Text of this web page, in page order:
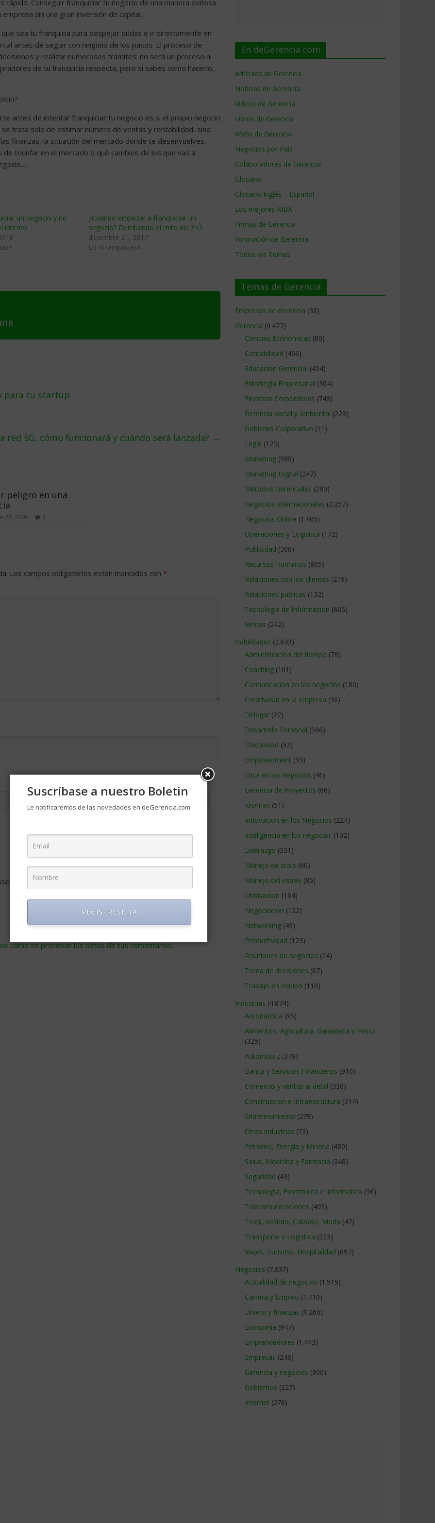
rápido. Conseguir franquiciar tu negocio de una manera exitosa
sin una gran inversión de capital.
sea tu franquicia para despejar dudas e ir directamente en
antes de seguir con ninguno de los pasos. El proceso de
y realizar numerosos trámites; no será un proceso ni
de tu franquicia respecta, pero si sabes cómo hacerlo,
antes de intentar franquiciar tu negocio es si el propio negocio
trata solo de estimar número de ventas y rentabilidad, sino
finanzas, la situación del mercado donde te desenvuelves,
triunfar en el mercado o qué cambios de los que vas a
un negocio y no
intento
¿Cuándo empezar a franquiciar un
negocio? Derribando el mito del 3×2
diciembre 21, 2017
En «Franquicias»
para tu startup
red 5G, cómo funcionará y cuándo será lanzada? →
peligro en una
28, 2006 1
Los campos obligatorios están marcados con *
navegador para la próxima vez que comente.
cómo se procesan los datos de tus comentarios.
En deGerencia.com
Artículos de Gerencia
Noticias de Gerencia
Videos de Gerencia
Libros de Gerencia
Webs de Gerencia
Negocios por País
Colaboradores de Gerencia
Glosario
Glosario Inglés – Español
Los mejores MBA
Firmas de Gerencia
Formación de Gerencia
Todos los Temas
Temas de Gerencia
Empresas de Gerencia (38)
Gerencia (9.477)
Ciencias Económicas (80)
Contabilidad (466)
Educacion Gerencial (454)
Estrategia Empresarial (304)
Finanzas Corporativas (748)
Gerencia social y ambiental (223)
Gobierno Corporativo (11)
Legal (125)
Marketing (988)
Marketing Digital (247)
Métodos Gerenciales (280)
Negocios Internacionales (2.257)
Negocios Online (1.405)
Operaciones y Logística (172)
Publicidad (306)
Recursos Humanos (865)
Relaciones con los clientes (219)
Relaciones publicas (132)
Tecnologia de Informacion (665)
Ventas (242)
Habilidades (2.843)
Administracion del tiempo (70)
Coaching (101)
Comunicacion en los negocios (180)
Creatividad en la empresa (96)
Delegar (22)
Desarrollo Personal (566)
Efectividad (52)
Empowerment (15)
Etica en los negocios (46)
Gerencia de Proyectos (66)
Idiomas (51)
Innovacion en los Negocios (224)
Inteligencia en los negocios (102)
Liderazgo (331)
Manejo de crisis (60)
Manejo del estrés (85)
Motivacion (164)
Negociacion (122)
Networking (49)
Productividad (123)
Reuniones de negocios (24)
Toma de decisiones (87)
Trabajo en equipo (118)
Industrias (4.874)
Aeronautica (95)
Alimentos, Agricultura, Ganaderia y Pesca
(325)
Automotriz (379)
Banca y Servicios Financieros (910)
Comercio y ventas al detal (336)
Construccion e Infraestructura (314)
Entretenimiento (279)
Otras industrias (73)
Petroleo, Energia y Mineria (480)
Salud, Medicina y Farmacia (348)
Seguridad (43)
Tecnologia, Electronica e Informatica (96)
Telecomunicaciones (405)
Textil, Vestido, Calzado, Moda (47)
Transporte y Logistica (223)
Viajes, Turismo, Hospitalidad (697)
Negocios (7.837)
Actualidad de negocios (1.519)
Carrera y Empleo (1.710)
Dinero y finanzas (1.260)
Economía (947)
Emprendedores (1.443)
Empresas (246)
Gerencia y negocios (900)
Gobiernos (227)
Internet (276)
Suscríbase a nuestro Boletin
Le notificaremos de las novedades en deGerencia.com
REGISTRESE YA